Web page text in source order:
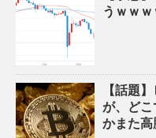
うｗｗｗ
【話題
が、ど
かまた高